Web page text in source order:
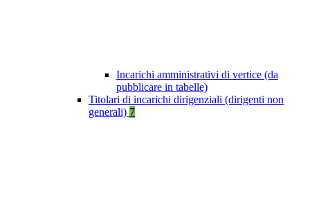
Incarichi amministrativi di vertice (da
pubblicare in tabelle)
Titolari di incarichi dirigenziali (dirigenti non
generali) 7